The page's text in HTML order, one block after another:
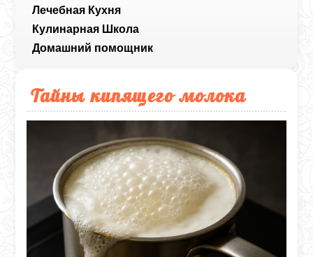
Лечебная Кухня
Кулинарная Школа
Домашний помощник
Тайны кипящего молока